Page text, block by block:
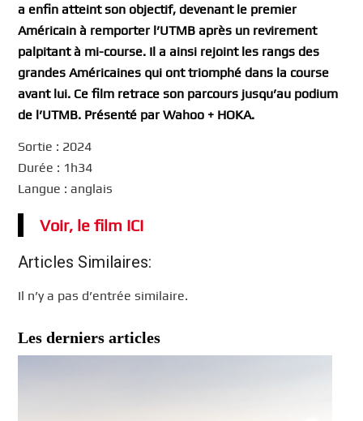
a enfin atteint son objectif, devenant le premier
Américain à remporter l’UTMB après un revirement
palpitant à mi-course. Il a ainsi rejoint les rangs des
grandes Américaines qui ont triomphé dans la course
avant lui. Ce film retrace son parcours jusqu’au podium
de l’UTMB. Présenté par Wahoo + HOKA.
Sortie : 2024
Durée : 1h34
Langue : anglais
Voir, le film ICI
Articles Similaires:
Il n’y a pas d’entrée similaire.
Les derniers articles